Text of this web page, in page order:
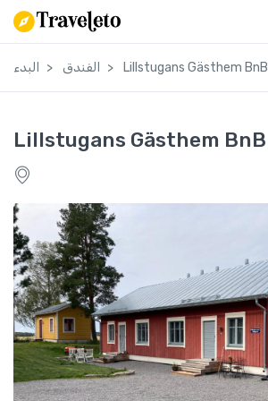
البدء الفندق Lillstugans Gästhem BnB
Lillstugans Gästhem BnB